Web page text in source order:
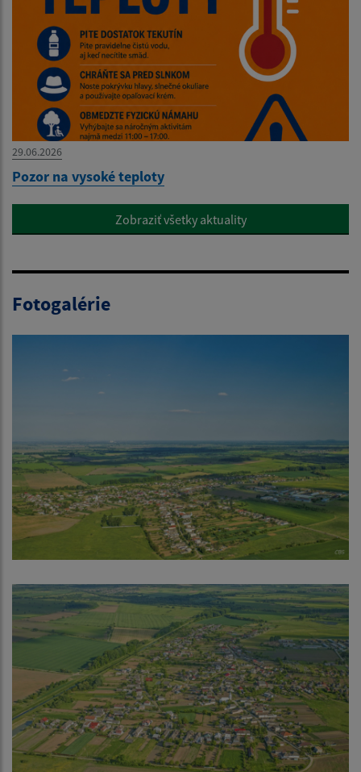
29.06.2026
Pozor na vysoké teploty
Zobraziť všetky aktuality
Fotogalérie